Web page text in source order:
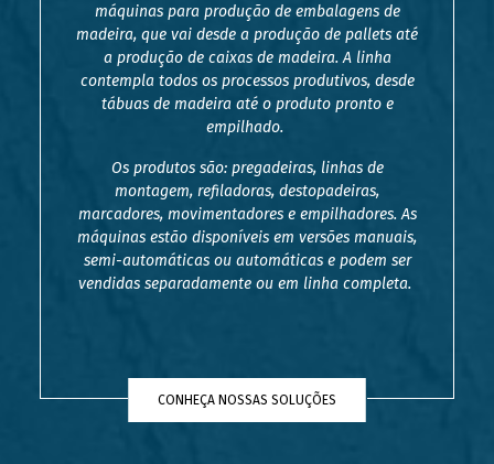
máquinas para produção de embalagens de
madeira, que vai desde a produção de pallets até
a produção de caixas de madeira. A linha
contempla todos os processos produtivos, desde
tábuas de madeira até o produto pronto e
empilhado.
Os produtos são: pregadeiras, linhas de
montagem, refiladoras, destopadeiras,
marcadores, movimentadores e empilhadores. As
máquinas estão disponíveis em versões manuais,
semi-automáticas ou automáticas e podem ser
vendidas separadamente ou em linha completa.
CONHEÇA NOSSAS SOLUÇÕES